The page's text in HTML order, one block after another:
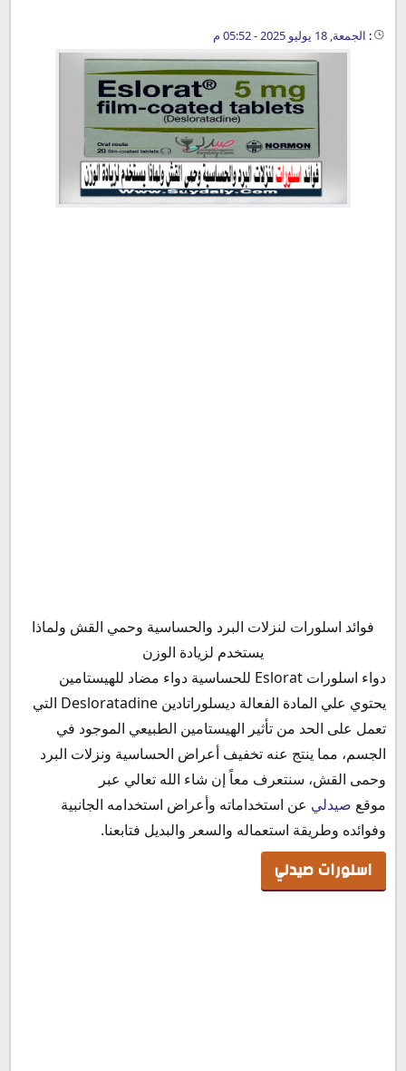
: الجمعة, 18 يوليو 2025 - 05:52 م
اسلورات صيدلي
آلية عمل دواء اسلورات
ما هو دواء اسلورات
دواعي استعمال دواء اسلورات
الأعراض الجانبية لدواء اسلورات
موانع استخدام اسلورات
هل اسلورات مضاد حيوي؟
هل دواء اسلورات يزيد الوزن
اسلورات للحامل
اسلورات والرضاعة
اسلورات للأطفال
فوائد اسلورات لنزلات البرد والحساسية وحمي القش ولماذا
يستخدم لزيادة الوزن
دواء اسلورات Eslorat للحساسية دواء مضاد للهيستامين
يحتوي علي المادة الفعالة ديسلوراتادين Desloratadine التي
تعمل على الحد من تأثير الهيستامين الطبيعي الموجود في
الجسم، مما ينتج عنه تخفيف أعراض الحساسية ونزلات البرد
وحمى القش، سنتعرف معاً إن شاء الله تعالي عبر
موقع صيدلي عن استخداماته وأعراض استخدامه الجانبية
وفوائده وطريقة استعماله والسعر والبديل فتابعنا.
اسلورات صيدلي